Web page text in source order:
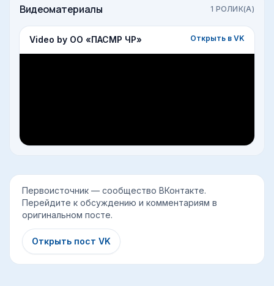
Видеоматериалы 1 РОЛИК(А)
Video by ОО «ПАСМР ЧР» Открыть в VK
Первоисточник — сообщество ВКонтакте.
Перейдите к обсуждению и комментариям в
оригинальном посте.
Открыть пост VK